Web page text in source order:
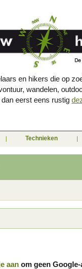
en hikers die op
wandelen,
eerst eens rustig
Technieken
aan om geen